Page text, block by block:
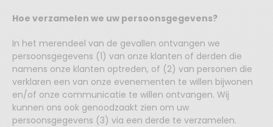
Hoe verzamelen we uw persoonsgegevens?
In het merendeel van de gevallen ontvangen we
persoonsgegevens (1) van onze klanten of derden die
namens onze klanten optreden, of (2) van personen die
verklaren een van onze evenementen te willen bijwonen
en/of onze communicatie te willen ontvangen. Wij
kunnen ons ook genoodzaakt zien om uw
persoonsgegevens (3) via een derde te verzamelen.